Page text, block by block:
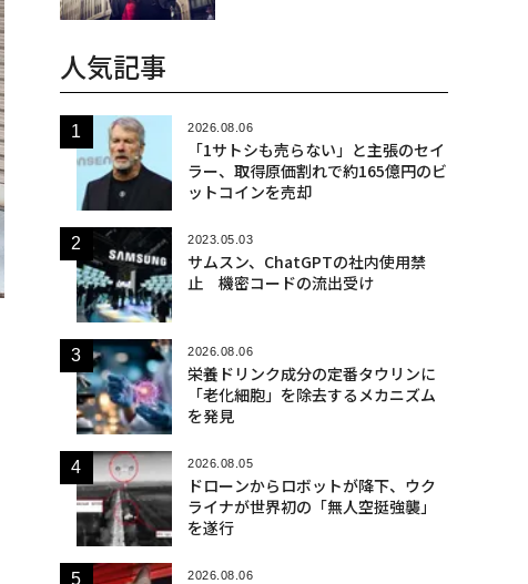
人気記事
2026.08.06
「1サトシも売らない」と主張のセイ
ラー、取得原価割れで約165億円のビ
ットコインを売却
2023.05.03
サムスン、ChatGPTの社内使用禁
止 機密コードの流出受け
2026.08.06
栄養ドリンク成分の定番タウリンに
「老化細胞」を除去するメカニズム
を発見
2026.08.05
ドローンからロボットが降下、ウク
ライナが世界初の「無人空挺強襲」
を遂行
2026.08.06